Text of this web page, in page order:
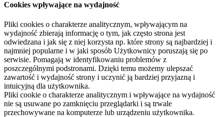
Cookies wpływające na wydajność
Pliki cookies o charakterze analitycznym, wpływającym na
wydajność zbierają informację o tym, jak często strona jest
odwiedzana i jak się z niej korzysta np. które strony są najbardziej i
najmniej popularne i w jaki sposób Użytkownicy poruszają się po
serwisie. Pomagają w identyfikowaniu problemów z
poszczególnymi podstronami. Dzięki temu możemy ulepszać
zawartość i wydajność strony i uczynić ją bardziej przyjazną i
intuicyjną dla użytkownika.
Pliki cookie o charakterze analitycznym i wpływające na wydajność
nie są usuwane po zamknięciu przeglądarki i są trwale
przechowywane na komputerze lub urządzeniu użytkownika.